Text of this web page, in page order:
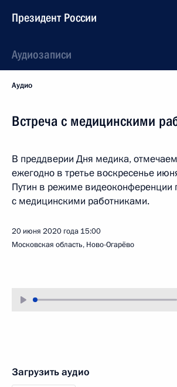
Президент России
Аудиозаписи
Аудио
Встреча с медицинскими
В преддверии Дня медика,
ежегодно в третье воскресенье
Путин в режиме видеоконференции
с медицинскими работниками.
20 июня 2020 года 15:00
Московская область, Ново-Огарёво
Загрузить аудио